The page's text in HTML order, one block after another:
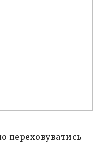
переховуватись